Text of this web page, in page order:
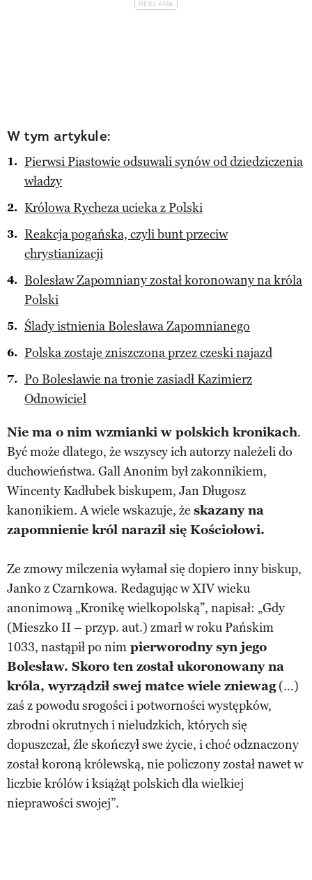
W tym artykule:
Pierwsi Piastowie odsuwali synów od dziedziczenia
władzy
Królowa Rycheza ucieka z Polski
Reakcja pogańska, czyli bunt przeciw
chrystianizacji
Bolesław Zapomniany został koronowany na króla
Polski
Ślady istnienia Bolesława Zapomnianego
Polska zostaje zniszczona przez czeski najazd
Po Bolesławie na tronie zasiadł Kazimierz
Odnowiciel
Nie ma o nim wzmianki w polskich kronikach.
Być może dlatego, że wszyscy ich autorzy należeli do
duchowieństwa. Gall Anonim był zakonnikiem,
Wincenty Kadłubek biskupem, Jan Długosz
kanonikiem. A wiele wskazuje, że skazany na
zapomnienie król naraził się Kościołowi.
Ze zmowy milczenia wyłamał się dopiero inny biskup,
Janko z Czarnkowa. Redagując w XIV wieku
anonimową „Kronikę wielkopolską”, napisał: „Gdy
(Mieszko II – przyp. aut.) zmarł w roku Pańskim
1033, nastąpił po nim pierworodny syn jego
Bolesław. Skoro ten został ukoronowany na
króla, wyrządził swej matce wiele zniewag(…)
zaś z powodu srogości i potworności występków,
zbrodni okrutnych i nieludzkich, których się
dopuszczał, źle skończył swe życie, i choć odznaczony
został koroną królewską, nie policzony został nawet w
liczbie królów i książąt polskich dla wielkiej
nieprawości swojej”.